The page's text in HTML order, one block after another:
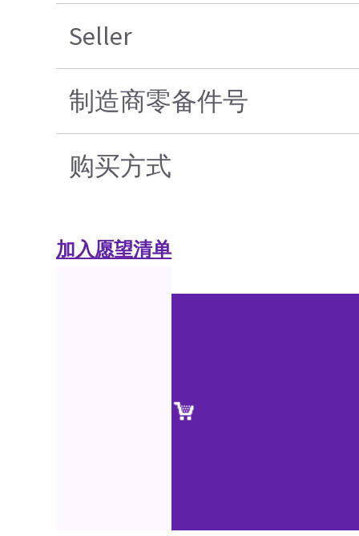
Seller
制造商零备件号
购买方式
加入愿望清单